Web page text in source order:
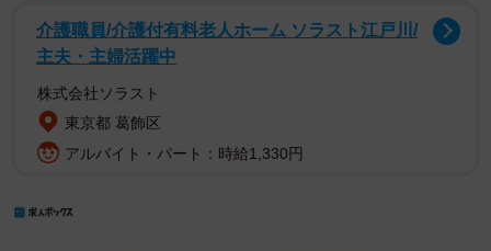
介護職員/介護付有料老人ホーム ソラスト江戸川/
主夫・主婦活躍中
株式会社ソラスト
東京都 葛飾区
アルバイト・パート：時給1,330円